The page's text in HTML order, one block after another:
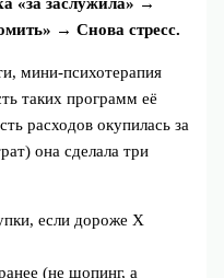
«за заслужила» →
→ Снова стресс.
мини-психотерапия
таких программ её
расходов окупилась за
она сделала три
если дороже X
(не шопинг, а